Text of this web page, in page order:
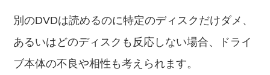
別のDVDは読めるのに特定のディスクだけダメ、
あるいはどのディスクも反応しない場合、ドライ
ブ本体の不良や相性も考えられます。